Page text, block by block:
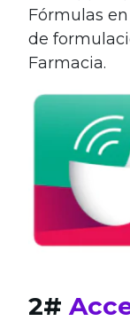
Fórmulas
de
Farmacia.
2#